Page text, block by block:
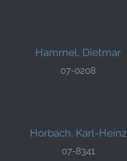
Hammel, Dietmar
07-0208
Horbach, Karl-Heinz
07-8341